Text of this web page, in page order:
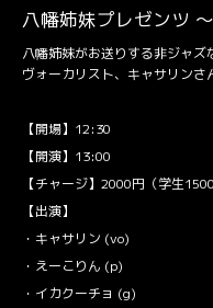
八幡姉妹プレゼンツ
八幡姉妹がお送りする非ジャ
ヴォーカリスト、キャサリンさ
【開場】12:30
【開演】13:00
【チャージ】2000円（学生1500
【出演】
・キャサリン (vo)
・えーこりん (p)
・イカクーチョ (g)